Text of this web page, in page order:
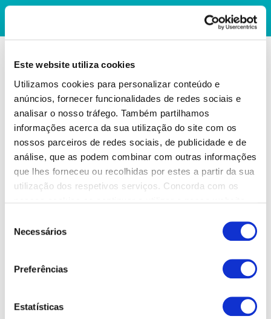
Este website utiliza cookies
Utilizamos cookies para personalizar conteúdo e
anúncios, fornecer funcionalidades de redes sociais e
analisar o nosso tráfego. Também partilhamos
informações acerca da sua utilização do site com os
nossos parceiros de redes sociais, de publicidade e de
análise, que as podem combinar com outras informações
que lhes forneceu ou recolhidas por estes a partir da sua
utilização dos respetivos serviços. Concorda com os
Necessários
Preferências
Estatísticas